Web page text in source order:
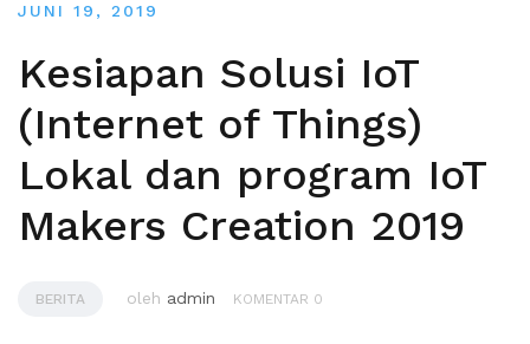
JUNI 19, 2019
Kesiapan Solusi IoT
(Internet of Things)
Lokal dan program IoT
Makers Creation 2019
BERITA oleh admin KOMENTAR 0